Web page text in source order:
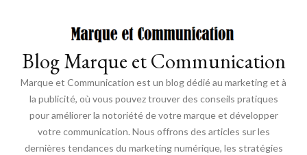
Blog Marque et Communication
Marque et Communication est un blog dédié au marketing et à
la publicité, où vous pouvez trouver des conseils pratiques
pour améliorer la notoriété de votre marque et développer
votre communication. Nous offrons des articles sur les
dernières tendances du marketing numérique, les stratégies